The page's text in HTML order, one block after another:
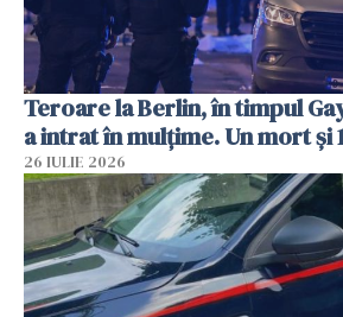
Teroare la Berlin, în timpul
a intrat în mulțime. Un mort și
26 IULIE 2026